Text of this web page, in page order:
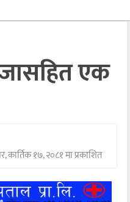
एक
कार्तिक १७, २०८१ मा प्रकाशित